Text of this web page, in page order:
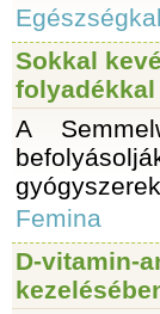
Sokkal
A
Femina